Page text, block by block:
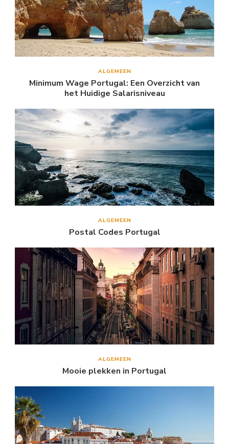
ALGEMEEN
Minimum Wage Portugal: Een Overzicht van
het Huidige Salarisniveau
ALGEMEEN
Postal Codes Portugal
ALGEMEEN
Mooie plekken in Portugal